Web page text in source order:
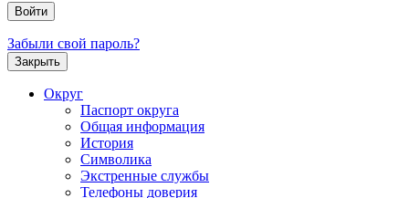
Забыли свой пароль?
Закрыть
Округ
Паспорт округа
Общая информация
История
Символика
Экстренные службы
Телефоны доверия